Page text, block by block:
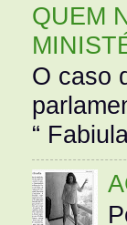
QUEM
O caso
“